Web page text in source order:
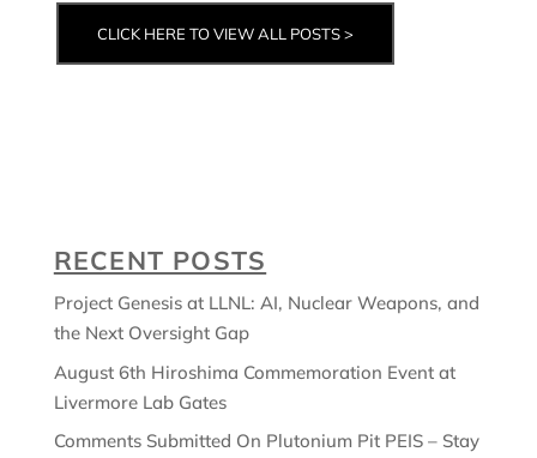
CLICK HERE TO VIEW ALL POSTS >
RECENT POSTS
Project Genesis at LLNL: AI, Nuclear Weapons, and
the Next Oversight Gap
August 6th Hiroshima Commemoration Event at
Livermore Lab Gates
Comments Submitted On Plutonium Pit PEIS – Stay